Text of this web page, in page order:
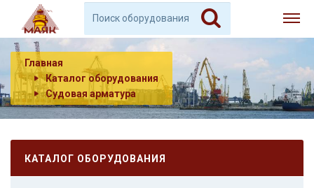
Главная
Каталог оборудования
Судовая арматура
КАТАЛОГ ОБОРУДОВАНИЯ